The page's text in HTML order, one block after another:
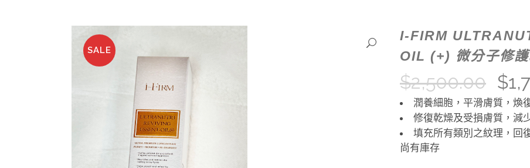
SALE
I-FIRM
OIL (+) 微分子修
$2,500.00 $
潤養細胞，平滑膚質，煥
修復乾燥及受損膚質，減
填充所有類別之紋理，回
尚有庫存